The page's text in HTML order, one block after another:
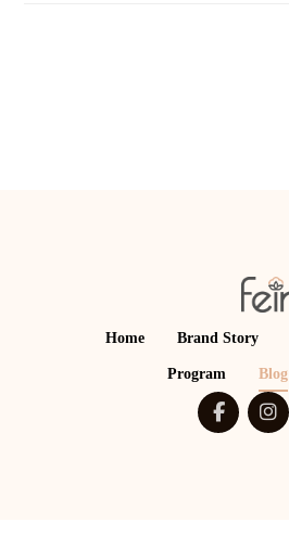
Home Brand Story
Program Blog